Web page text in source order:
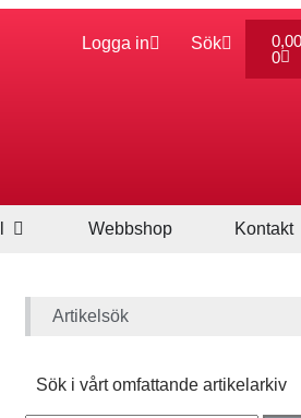
Logga in Sök 0,00
0
Webbshop Kontakt
Artikelsök
Sök i vårt omfattande artikelarkiv